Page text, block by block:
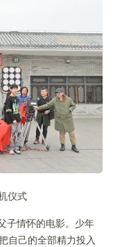
仪式
子情怀的电影。少年
自己的全部精力投入